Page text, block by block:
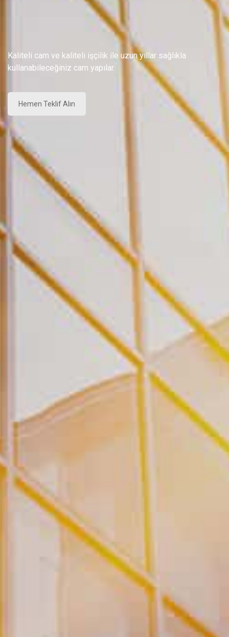
Kaliteli cam ve kaliteli işçilik ile uzun yıllar sağlıkla
kullanabileceğiniz cam yapılar.
Hemen Teklif Alın